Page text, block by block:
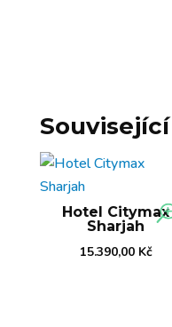
Hotel Citymax
Sharjah
15.390,00 Kč